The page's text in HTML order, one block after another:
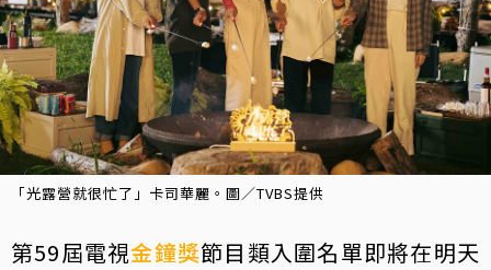
「光露營就很忙了」卡司華麗。圖／TVBS提供
第59屆電視金鐘獎節目類入圍名單即將在明天